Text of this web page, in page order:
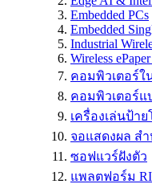
Embedded PCs
Embedded
Industrial
Wireless
คอมพิวเตอร์ใ
คอมพิวเตอร์แบ
เครื่องเล่นป้า
จอแสดงผล ส
ซอฟแวร์ฝังตัว
แพลตฟอร์ม